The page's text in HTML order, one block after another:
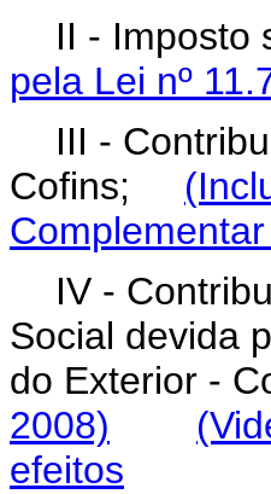
II -
pela Lei nº
III -
Cofins;
IV -
Social devida
do Exterior -
2008)
efeitos